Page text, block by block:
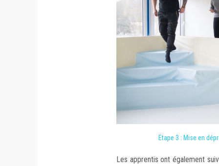
Etape 3 : Mise en
Les apprentis ont également